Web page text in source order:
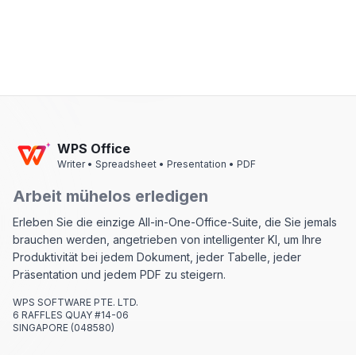
WPS Office
Writer • Spreadsheet • Presentation • PDF
Arbeit mühelos erledigen
Erleben Sie die einzige All-in-One-Office-Suite, die Sie jemals
brauchen werden, angetrieben von intelligenter KI, um Ihre
Produktivität bei jedem Dokument, jeder Tabelle, jeder
Präsentation und jedem PDF zu steigern.
WPS SOFTWARE PTE. LTD.
6 RAFFLES QUAY #14-06
SINGAPORE (048580)